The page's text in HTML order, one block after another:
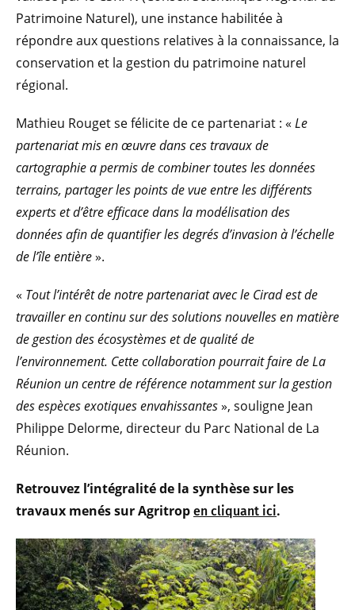
Patrimoine Naturel), une instance habilitée à
répondre aux questions relatives à la connaissance, la
conservation et la gestion du patrimoine naturel
régional.
Mathieu Rouget se félicite de ce partenariat : « Le
partenariat mis en œuvre dans ces travaux de
cartographie a permis de combiner toutes les données
terrains, partager les points de vue entre les différents
experts et d’être efficace dans la modélisation des
données afin de quantifier les degrés d’invasion à l’échelle
de l’île entière».
« Tout l’intérêt de notre partenariat avec le Cirad est de
travailler en continu sur des solutions nouvelles en matière
de gestion des écosystèmes et de qualité de
l’environnement. Cette collaboration pourrait faire de La
Réunion un centre de référence notamment sur la gestion
des espèces exotiques envahissantes», souligne Jean
Philippe Delorme, directeur du Parc National de La
Réunion.
Retrouvez l’intégralité de la synthèse sur les
travaux menés sur Agritrop en cliquant ici.